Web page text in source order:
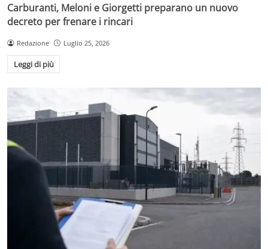
Carburanti, Meloni e Giorgetti preparano un nuovo
decreto per frenare i rincari
Redazione Luglio 25, 2026
Leggi di più